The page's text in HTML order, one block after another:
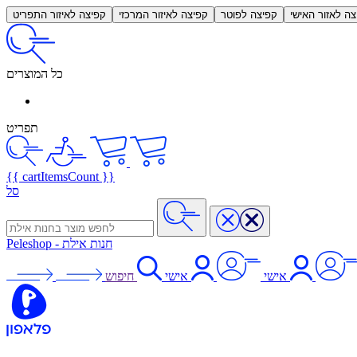
קפיצה לאיזור התפריט קפיצה לאיזור המרכזי קפיצה לפוטר לאזור האישי
כל המוצרים
תפריט
{{ cartItemsCount }}
סל
Peleshop - חנות אילת
אישי אישי חיפוש